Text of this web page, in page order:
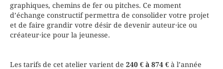
graphiques, chemins de fer ou pitches. Ce moment
d’échange constructif permettra de consolider votre projet
et de faire grandir votre désir de devenir auteur·ice ou
créateur·ice pour la jeunesse.
Les tarifs de cet atelier varient de 240 € à 874 € à l’année